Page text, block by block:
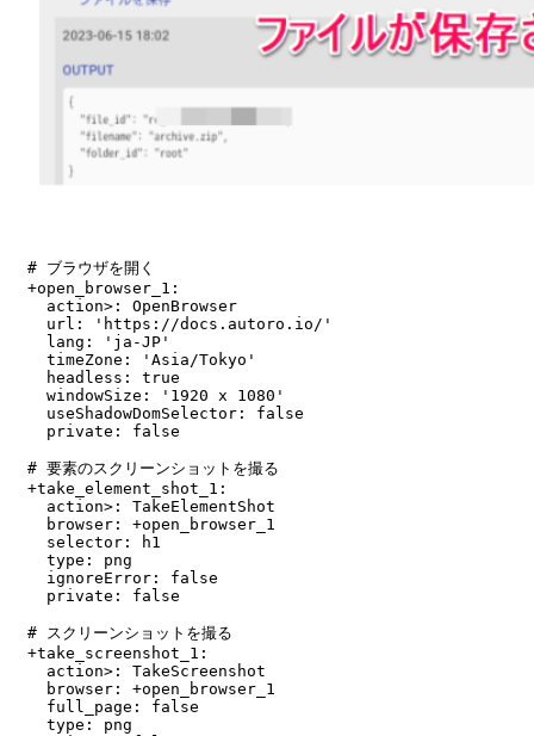
# ブラウザを開く
+open_browser_1:
  action>: OpenBrowser
  url: 'https://docs.autoro.io/'
  lang: 'ja-JP'
  timeZone: 'Asia/Tokyo'
  headless: true
  windowSize: '1920 x 1080'
  useShadowDomSelector: false
  private: false
# 要素のスクリーンショットを撮る
+take_element_shot_1:
  action>: TakeElementShot
  browser: +open_browser_1
  selector: h1
  type: png
  ignoreError: false
  private: false
# スクリーンショットを撮る
+take_screenshot_1:
  action>: TakeScreenshot
  browser: +open_browser_1
  full_page: false
  type: png